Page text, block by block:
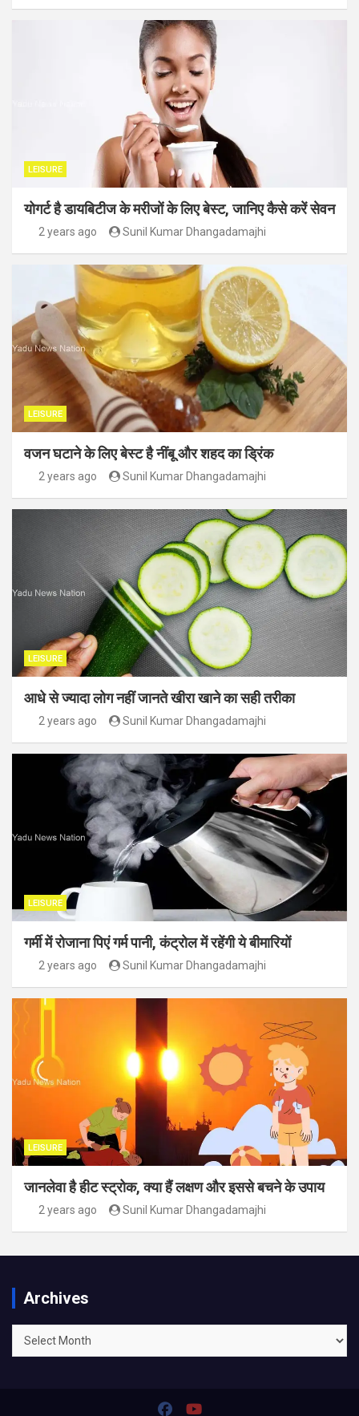
LEISURE
योगर्ट है डायबिटीज के मरीजों के लिए बेस्ट, जानिए कैसे करें सेवन
2 years ago Sunil Kumar Dhangadamajhi
LEISURE
वजन घटाने के लिए बेस्ट है नींबू और शहद का ड्रिंक
2 years ago Sunil Kumar Dhangadamajhi
LEISURE
आधे से ज्यादा लोग नहीं जानते खीरा खाने का सही तरीका
2 years ago Sunil Kumar Dhangadamajhi
LEISURE
गर्मी में रोजाना पिएं गर्म पानी, कंट्रोल में रहेंगी ये बीमारियों
2 years ago Sunil Kumar Dhangadamajhi
LEISURE
जानलेवा है हीट स्ट्रोक, क्या हैं लक्षण और इससे बचने के उपाय
2 years ago Sunil Kumar Dhangadamajhi
Archives
Archives